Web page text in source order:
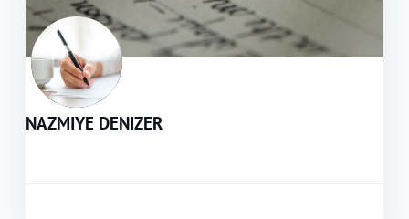
NAZMIYE DENIZER